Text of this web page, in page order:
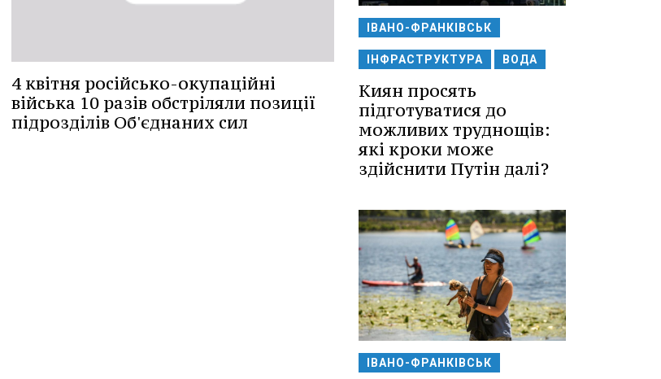
4 квітня російсько-окупаційні
війська 10 разів обстріляли позиції
підрозділів Об'єднаних сил
ІВАНО-ФРАНКІВСЬК
ІНФРАСТРУКТУРА ВОДА
Киян просять
підготуватися до
можливих труднощів:
які кроки може
здійснити Путін далі?
ІВАНО-ФРАНКІВСЬК